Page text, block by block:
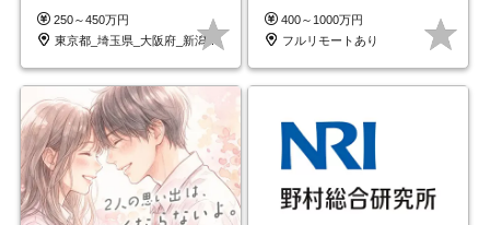
なし
250～450万円
東京都_埼玉県_大阪府_新潟県_福岡県
ート可◆年休126日
400～1000万円
フルリモートあり